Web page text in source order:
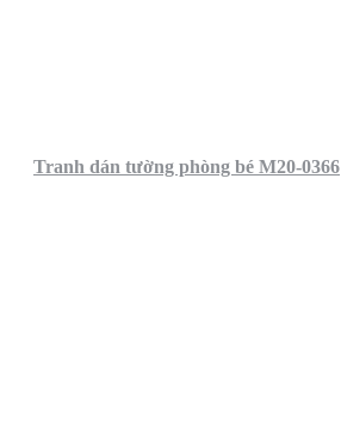
Tranh dán tường phòng bé M20-0366